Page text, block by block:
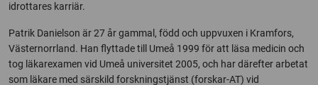
idrottares karriär.
Patrik Danielson är 27 år gammal, född och uppvuxen i Kramfors,
Västernorrland. Han flyttade till Umeå 1999 för att läsa medicin och
tog läkarexamen vid Umeå universitet 2005, och har därefter arbetat
som läkare med särskild forskningstjänst (forskar-AT) vid